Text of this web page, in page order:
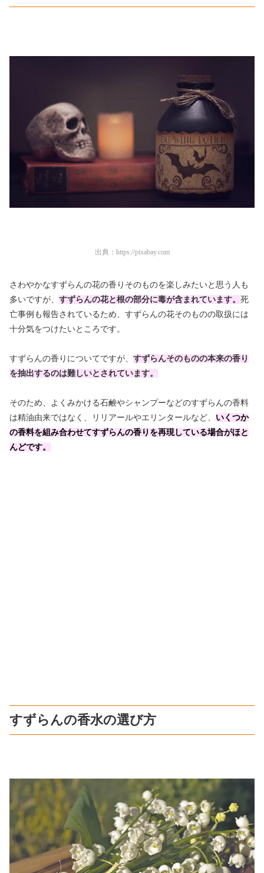
出典： https://pixabay.com
さわやかなすずらんの花の香りそのものを楽しみたいと思う人も
多いですが、 すずらんの花と根の部分に毒が含まれています。 死
亡事例も報告されているため、すずらんの花そのものの取扱には
十分気をつけたいところです。
すずらんの香りについてですが、 すずらんそのものの本来の香り
を抽出するのは難しいとされています。
そのため、よくみかける石鹸やシャンプーなどのすずらんの香料
は精油由来ではなく、リリアールやエリンタールなど、 いくつか
の香料を組み合わせてすずらんの香りを再現している場合がほと
んどです。
すずらんの香水の選び方